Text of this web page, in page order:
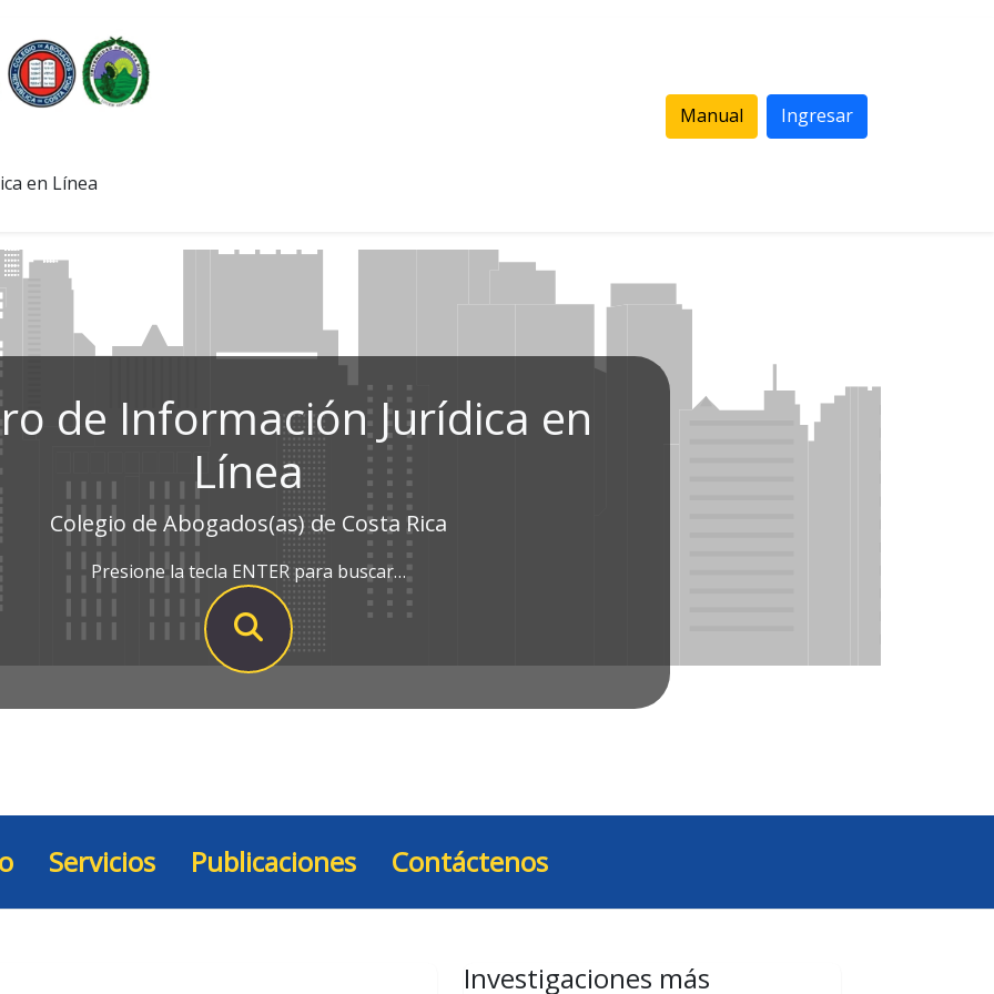
en Línea
Manual Ingresar
de Información Jurídica en
Línea
Colegio de Abogados(as) de Costa Rica
Presione la tecla ENTER para buscar…
Servicios Publicaciones Contáctenos
Investigaciones más